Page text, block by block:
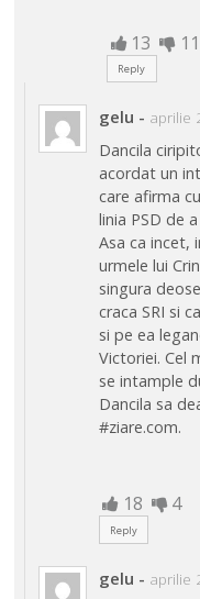
13 11
Reply
gelu - aprilie
Dancila
acordat un
care afirma
linia PSD de
Asa ca incet,
urmele lui
singura
craca SRI si
si pe ea
Victoriei. Cel
se intample
Dancila sa
#ziare.com.
18 4
Reply
gelu - aprilie